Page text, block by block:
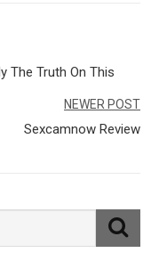
The Truth On This
NEWER POST
Sexcamnow Review